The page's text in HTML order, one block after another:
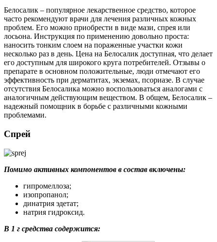
Белосалик – популярное лекарственное средство, которое
часто рекомендуют врачи для лечения различных кожных
проблем. Его можно приобрести в виде мази, спрея или
лосьона. Инструкция по применению довольно проста:
наносить тонким слоем на пораженные участки кожи
несколько раз в день. Цена на Белосалик доступная, что делает
его доступным для широкого круга потребителей. Отзывы о
препарате в основном положительные, люди отмечают его
эффективность при дерматитах, экземах, псориазе. В случае
отсутствия Белосалика можно воспользоваться аналогами с
аналогичным действующим веществом. В общем, Белосалик –
надежный помощник в борьбе с различными кожными
проблемами.
Спрей
Помимо активных компонентов в состав включены:
гипромеллоза;
изопропанол;
динатрия эдетат;
натрия гидроксид.
В 1 г средства содержится: